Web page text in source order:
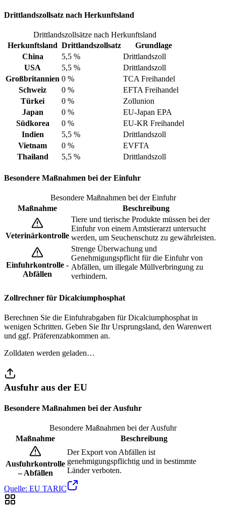
Drittlandszollsatz nach Herkunftsland
Drittlandszollsätze nach Herkunftsland
Herkunftsland Drittlandszollsatz
Grundlage
China
5,5 %
Drittlandszoll
USA
5,5 %
Drittlandszoll
Großbritannien 0 %
TCA Freihandel
Schweiz
0 %
EFTA Freihandel
Türkei
0 %
Zollunion
Japan
0 %
EU-Japan EPA
Südkorea
0 %
EU-KR Freihandel
Indien
5,5 %
Drittlandszoll
Vietnam
0 %
EVFTA
Thailand
5,5 % Drittlandszoll
Besondere Maßnahmen bei der Einfuhr
Besondere Maßnahmen bei der Einfuhr
Maßnahme
Beschreibung
Veterinärkontrolle
Tiere und tierische Produkte müssen bei der
Einfuhr von einem Amtstierarzt untersucht
werden, um Seuchenschutz zu gewährleisten.
Einfuhrkontrolle -
Abfällen
Strenge Überwachung und
Genehmigungspflicht für die Einfuhr von
Abfällen, um illegale Müllverbringung zu
verhindern.
Zollrechner für Dicalciumphosphat
Berechnen Sie die Einfuhrabgaben für Dicalciumphosphat in
wenigen Schritten. Geben Sie Ihr Ursprungsland, den Warenwert
und ggf. Präferenzabkommen an.
Zolldaten werden geladen…
Ausfuhr aus der EU
Besondere Maßnahmen bei der Ausfuhr
Besondere Maßnahmen bei der Ausfuhr
Maßnahme
Beschreibung
Ausfuhrkontrolle
– Abfällen
Der Export von Abfällen ist
genehmigungspflichtig und in bestimmte
Länder verboten.
Quelle: EU TARIC